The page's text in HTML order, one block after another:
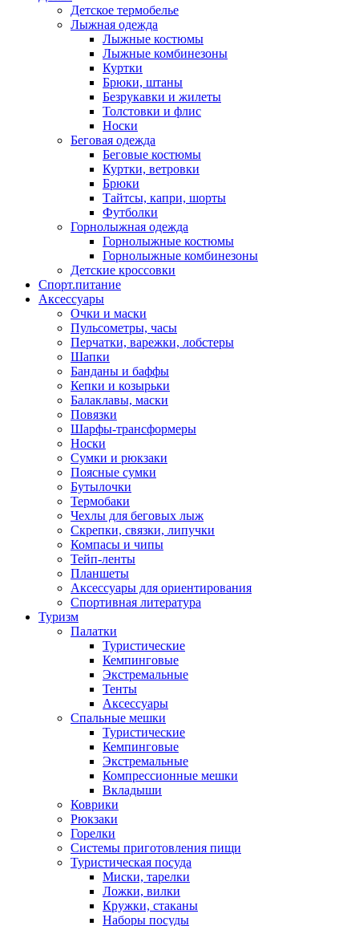
Детское термобелье
Лыжная одежда
Лыжные костюмы
Лыжные комбинезоны
Куртки
Брюки, штаны
Безрукавки и жилеты
Толстовки и флис
Носки
Беговая одежда
Беговые костюмы
Куртки, ветровки
Брюки
Тайтсы, капри, шорты
Футболки
Горнолыжная одежда
Горнолыжные костюмы
Горнолыжные комбинезоны
Детские кроссовки
Спорт.питание
Аксессуары
Очки и маски
Пульсометры, часы
Перчатки, варежки, лобстеры
Шапки
Банданы и баффы
Кепки и козырьки
Балаклавы, маски
Повязки
Шарфы-трансформеры
Носки
Сумки и рюкзаки
Поясные сумки
Бутылочки
Термобаки
Чехлы для беговых лыж
Скрепки, связки, липучки
Компасы и чипы
Тейп-ленты
Планшеты
Аксессуары для ориентирования
Спортивная литература
Туризм
Палатки
Туристические
Кемпинговые
Экстремальные
Тенты
Аксессуары
Спальные мешки
Туристические
Кемпинговые
Экстремальные
Компрессионные мешки
Вкладыши
Коврики
Рюкзаки
Горелки
Системы приготовления пищи
Туристическая посуда
Миски, тарелки
Ложки, вилки
Кружки, стаканы
Наборы посуды